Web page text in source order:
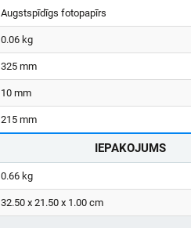
Augstspīdīgs fotopapīrs
0.06 kg
325 mm
10 mm
215 mm
IEPAKOJUMS
0.66 kg
32.50 x 21.50 x 1.00 cm